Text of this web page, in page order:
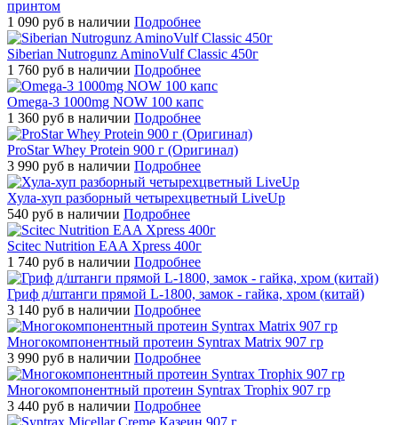
принтом
1 090 руб в наличии Подробнее
Siberian Nutrogunz AminoVulf Classic 450г
1 760 руб в наличии Подробнее
Omega-3 1000mg NOW 100 капс
1 360 руб в наличии Подробнее
ProStar Whey Protein 900 г (Оригинал)
3 990 руб в наличии Подробнее
Хула-хуп разборный четырехцветный LiveUp
540 руб в наличии Подробнее
Scitec Nutrition EAA Xpress 400г
1 740 руб в наличии Подробнее
Гриф д/штанги прямой L-1800, замок - гайка, хром (китай)
3 140 руб в наличии Подробнее
Многокомпонентный протеин Syntrax Matrix 907 гр
3 990 руб в наличии Подробнее
Многокомпонентный протеин Syntrax Trophix 907 гр
3 440 руб в наличии Подробнее